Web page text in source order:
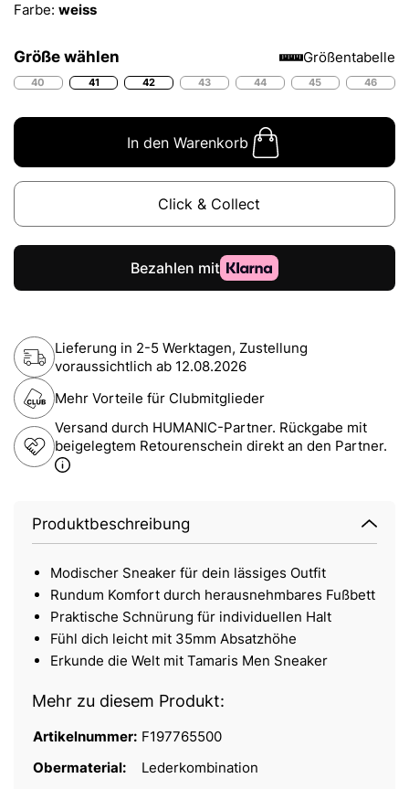
Farbe: weiss
Größe wählen Größentabelle
40 41 42 43 44 45 46
In den Warenkorb
Click & Collect
Lieferung in 2-5 Werktagen, Zustellung
voraussichtlich ab 12.08.2026
Mehr Vorteile für Clubmitglieder
Versand durch HUMANIC-Partner. Rückgabe mit
beigelegtem Retourenschein direkt an den Partner.
Produktbeschreibung
Modischer Sneaker für dein lässiges Outfit
Rundum Komfort durch herausnehmbares Fußbett
Praktische Schnürung für individuellen Halt
Fühl dich leicht mit 35mm Absatzhöhe
Erkunde die Welt mit Tamaris Men Sneaker
Mehr zu diesem Produkt:
Artikelnummer: F197765500
Obermaterial:
Lederkombination